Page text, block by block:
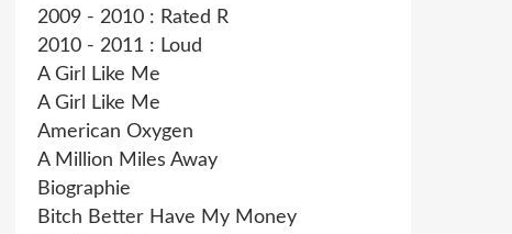
2009 - 2010 : Rated R
2010 - 2011 : Loud
A Girl Like Me
A Girl Like Me
American Oxygen
A Million Miles Away
Biographie
Bitch Better Have My Money